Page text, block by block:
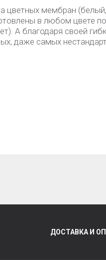
цветных мембран
в любом цвете
А благодаря своей
даже самых
ДОСТАВКА И